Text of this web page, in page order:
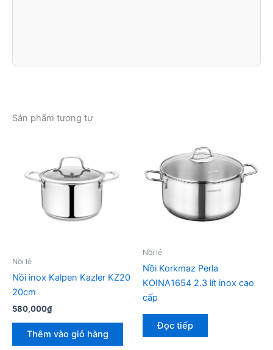
Sản phẩm tương tự
Nồi lẻ
Nồi inox Kalpen Kazler KZ20
20cm
580,000₫
Thêm vào giỏ hàng
Nồi lẻ
Nồi Korkmaz Perla
KOINA1654 2.3 lít inox cao
cấp
Đọc tiếp